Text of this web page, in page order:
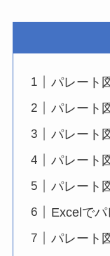
パレート
パレート
パレート
パレート
パレート
Excelで
パレート